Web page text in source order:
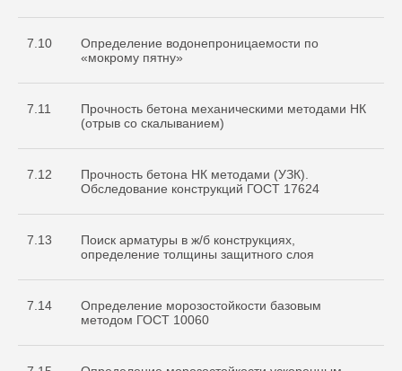
7.10
Определение водонепроницаемости по
«мокрому пятну»
7.11
Прочность бетона механическими методами НК
(отрыв со скалыванием)
7.12
Прочность бетона НК методами (УЗК).
Обследование конструкций ГОСТ 17624
7.13
Поиск арматуры в ж/б конструкциях,
определение толщины защитного слоя
7.14
Определение морозостойкости базовым
методом ГОСТ 10060